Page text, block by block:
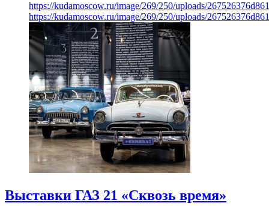
https://kudamoscow.ru/image/269/250/uploads/
https://kudamoscow.ru/image/269/250/uploads/
Выставки ГАЗ 21 «Сквозь время»